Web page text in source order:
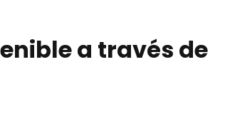
a través de